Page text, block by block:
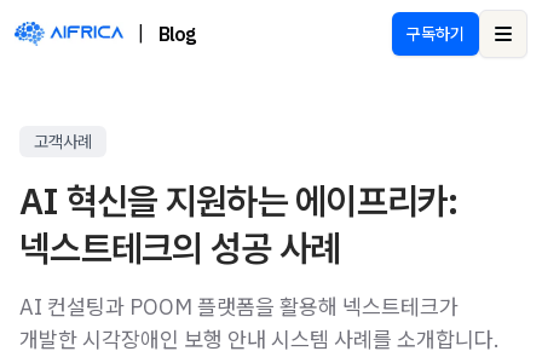
Blog 구독하기
고객사례
AI 혁신을 지원하는 에이프리카:
넥스트테크의 성공 사례
AI 컨설팅과 POOM 플랫폼을 활용해 넥스트테크가
개발한 시각장애인 보행 안내 시스템 사례를 소개합니다.